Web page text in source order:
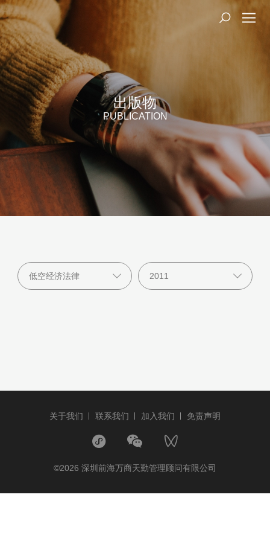
出版物
PUBLICATION
关于我们 联系我们 加入我们 免责声明
©2026 深圳前海万商天勤管理顾问有限公司